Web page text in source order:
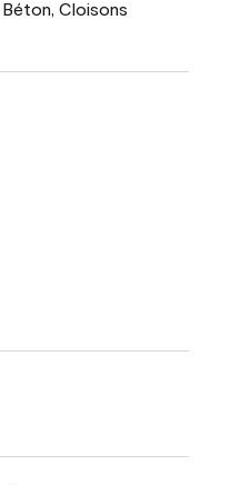
Cloisons